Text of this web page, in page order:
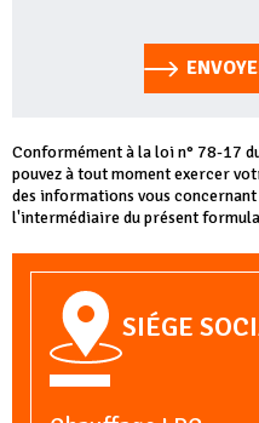
Conformément à la loi n° 78-17
pouvez à tout moment exercer
des informations vous
l'intermédiaire du présent
SIÉGE